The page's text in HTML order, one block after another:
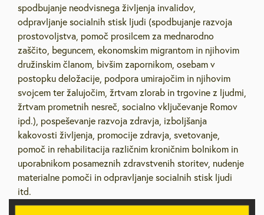
spodbujanje neodvisnega življenja invalidov,
odpravljanje socialnih stisk ljudi (spodbujanje razvoja
prostovoljstva, pomoč prosilcem za mednarodno
zaščito, beguncem, ekonomskim migrantom in njihovim
družinskim članom, bivšim zapornikom, osebam v
postopku deložacije, podpora umirajočim in njihovim
svojcem ter žalujočim, žrtvam zlorab in trgovine z ljudmi,
žrtvam prometnih nesreč, socialno vključevanje Romov
ipd.), pospeševanje razvoja zdravja, izboljšanja
kakovosti življenja, promocije zdravja, svetovanje,
pomoč in rehabilitacija različnim kroničnim bolnikom in
uporabnikom posameznih zdravstvenih storitev, nudenje
materialne pomoči in odpravljanje socialnih stisk ljudi
itd.